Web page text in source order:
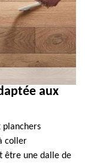
aux
planchers
coller
être une dalle de